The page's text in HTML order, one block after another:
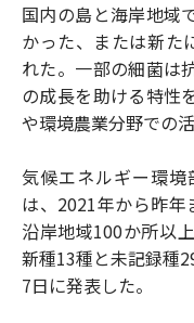
国内の島と海岸地域
かった、または新た
れた。一部の細菌は
の成長を助ける特性
や環境農業分野での
気候エネルギー環
は、2021年から昨年
沿岸地域100か所以
新種13種と未記録種
7日に発表した。